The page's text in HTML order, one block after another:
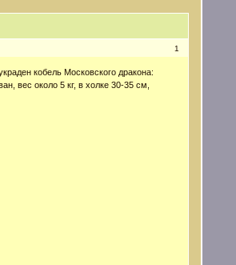
1
кобель Московского дракона:
вес около 5 кг, в холке 30-35 см,